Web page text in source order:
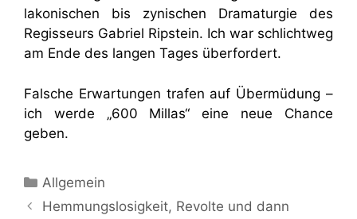
lakonischen bis zynischen Dramaturgie des
Regisseurs Gabriel Ripstein. Ich war schlichtweg
am Ende des langen Tages überfordert.
Falsche Erwartungen trafen auf Übermüdung –
ich werde „600 Millas“ eine neue Chance
geben.
Kategorien
Allgemein
Hemmungslosigkeit, Revolte und dann